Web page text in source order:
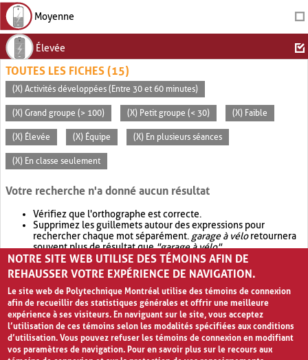
Moyenne
Élevée
TOUTES LES FICHES (15)
(X) Activités développées (Entre 30 et 60 minutes)
(X) Grand groupe (> 100) (X) Petit groupe (< 30) (X) Faible
(X) Élevée (X) Équipe (X) En plusieurs séances
(X) En classe seulement
Votre recherche n'a donné aucun résultat
Vérifiez que l'orthographe est correcte.
Supprimez les guillemets autour des expressions pour
rechercher chaque mot séparément. garage à véloretournera
souvent plus de résultat que"garage à vélo".
Envisagez d'élargir votre recherche avec OR.garage OR vélo
retournera souvent plus de résultat quegarage à vélo
NOTRE SITE WEB UTILISE DES TÉMOINS AFIN DE
REHAUSSER VOTRE EXPÉRIENCE DE NAVIGATION.
Le site web de Polytechnique Montréal utilise des témoins de connexion
afin de recueillir des statistiques générales et offrir une meilleure
expérience à ses visiteurs. En naviguant sur le site, vous acceptez
l’utilisation de ces témoins selon les modalités spécifiées aux conditions
d’utilisation. Vous pouvez refuser les témoins de connexion en modifiant
vos paramètres de navigation. Pour en savoir plus sur le recours aux